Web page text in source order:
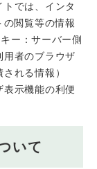
では、インタ
閲覧等の情報
ー：サーバー側
用者のブラウザ
れる情報）
表示機能の利便
いて